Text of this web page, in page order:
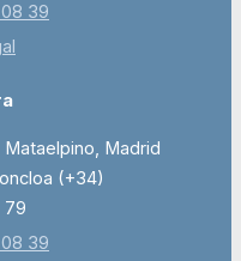
39
Madrid
(+34)
79
39